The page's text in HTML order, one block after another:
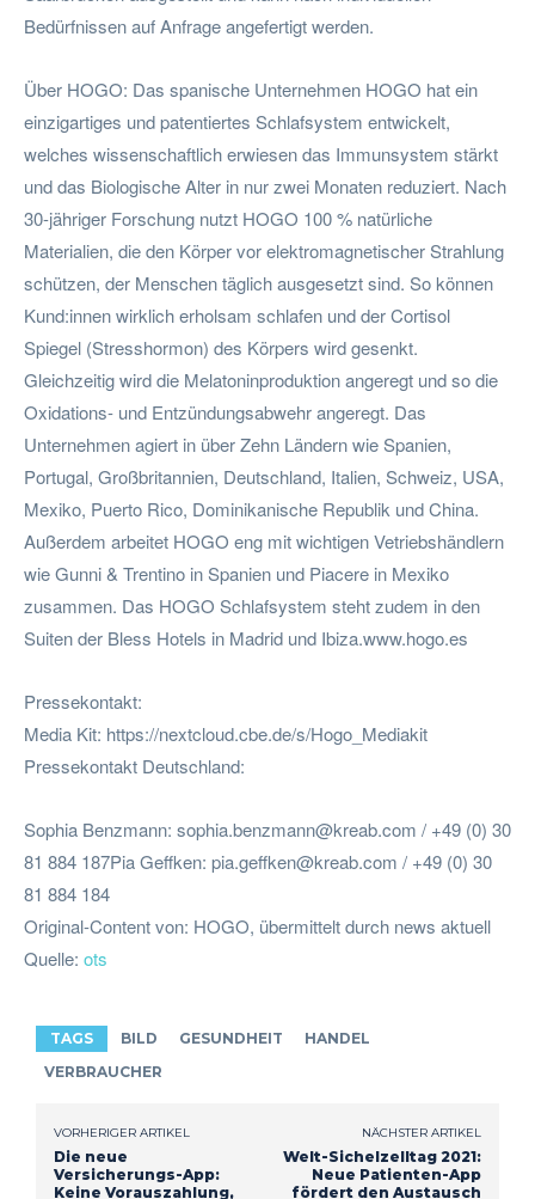
Bedürfnissen auf Anfrage angefertigt werden.
Über HOGO: Das spanische Unternehmen HOGO hat ein
einzigartiges und patentiertes Schlafsystem entwickelt,
welches wissenschaftlich erwiesen das Immunsystem stärkt
und das Biologische Alter in nur zwei Monaten reduziert. Nach
30-jähriger Forschung nutzt HOGO 100 % natürliche
Materialien, die den Körper vor elektromagnetischer Strahlung
schützen, der Menschen täglich ausgesetzt sind. So können
Kund:innen wirklich erholsam schlafen und der Cortisol
Spiegel (Stresshormon) des Körpers wird gesenkt.
Gleichzeitig wird die Melatoninproduktion angeregt und so die
Oxidations- und Entzündungsabwehr angeregt. Das
Unternehmen agiert in über Zehn Ländern wie Spanien,
Portugal, Großbritannien, Deutschland, Italien, Schweiz, USA,
Mexiko, Puerto Rico, Dominikanische Republik und China.
Außerdem arbeitet HOGO eng mit wichtigen Vetriebshändlern
wie Gunni & Trentino in Spanien und Piacere in Mexiko
zusammen. Das HOGO Schlafsystem steht zudem in den
Suiten der Bless Hotels in Madrid und Ibiza.www.hogo.es
Pressekontakt:
Media Kit: https://nextcloud.cbe.de/s/Hogo_Mediakit
Pressekontakt Deutschland:
Sophia Benzmann: sophia.benzmann@kreab.com / +49 (0) 30
81 884 187Pia Geffken: pia.geffken@kreab.com / +49 (0) 30
81 884 184
Original-Content von: HOGO, übermittelt durch news aktuell
Quelle: ots
TAGS BILD GESUNDHEIT
HANDEL
VERBRAUCHER
VORHERIGER ARTIKEL
Die neue
Versicherungs-App:
Keine Vorauszahlung,
NÄCHSTER ARTIKEL
Welt-Sichelzelltag 2021:
Neue Patienten-App
fördert den Austausch